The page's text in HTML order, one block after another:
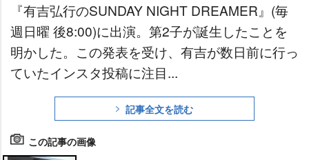
『有吉弘行のSUNDAY NIGHT DREAMER』(毎
週日曜 後8:00)に出演。第2子が誕生したことを
明かした。この発表を受け、有吉が数日前に行っ
ていたインスタ投稿に注目...
記事全文を読む
この記事の画像